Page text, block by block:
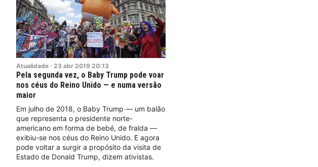
Atualidade · 23 abr 2019 20:13
Pela segunda vez, o Baby Trump pode voar
nos céus do Reino Unido — e numa versão
maior
Em julho de 2018, o Baby Trump — um balão
que representa o presidente norte-
americano em forma de bebé, de fralda —
exibiu-se nos céus do Reino Unido. E agora
pode voltar a surgir a propósito da visita de
Estado de Donald Trump, dizem ativistas.